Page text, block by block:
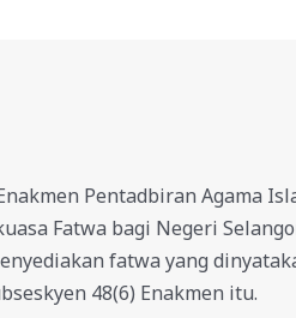
Pentadbiran Agama
Fatwa bagi Negeri
fatwa yang
48(6) Enakmen itu.